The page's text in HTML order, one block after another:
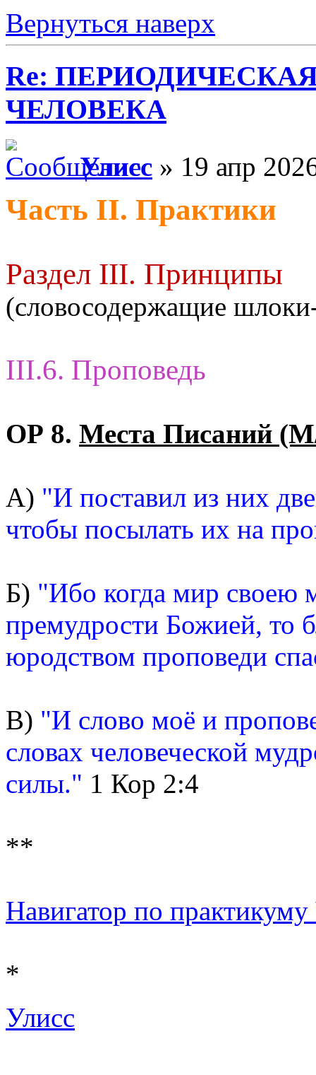
Вернуться наверх
Re:
ЧЕЛОВЕКА
Улисс » 19 апр
Часть II. Практики
Раздел III. Принципы
(словосодержащие
III.6. Проповедь
ОР 8. Места Писаний
А) "И поставил из них
чтобы посылать их на
Б) "Ибо когда мир своею
премудрости Божией, то
юродством проповеди
В) "И слово моё и
словах человеческой
силы." 1 Кор 2:4
**
Навигатор по
*
Улисс